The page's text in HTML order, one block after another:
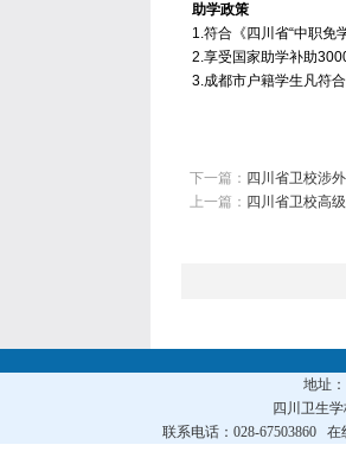
助学政策
1.符合《四川省“中职免
2.享受国家助学补助
3.成都市户籍学生凡符
下一篇： 四川省卫校涉
上一篇： 四川省卫校高
地址
四川卫生
联系电话：028-67503860